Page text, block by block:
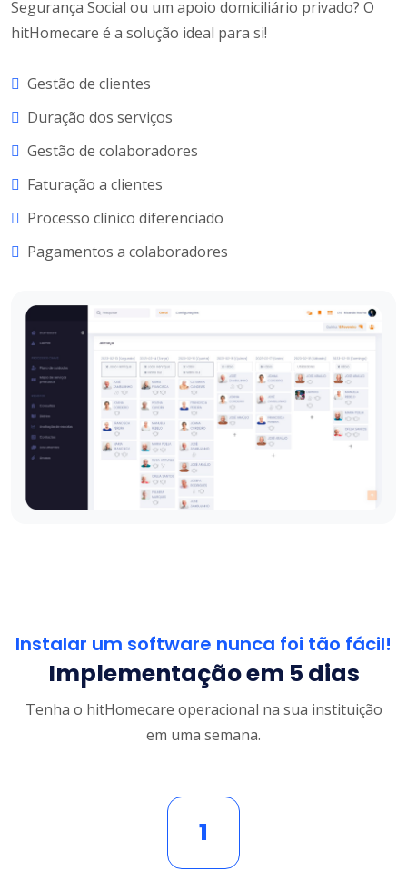
Segurança Social ou um apoio domiciliário privado? O
hitHomecare é a solução ideal para si!
Gestão de clientes
Duração dos serviços
Gestão de colaboradores
Faturação a clientes
Processo clínico diferenciado
Pagamentos a colaboradores
Instalar um software nunca foi tão fácil!
Implementação em 5 dias
Tenha o hitHomecare operacional na sua instituição
em uma semana.
1